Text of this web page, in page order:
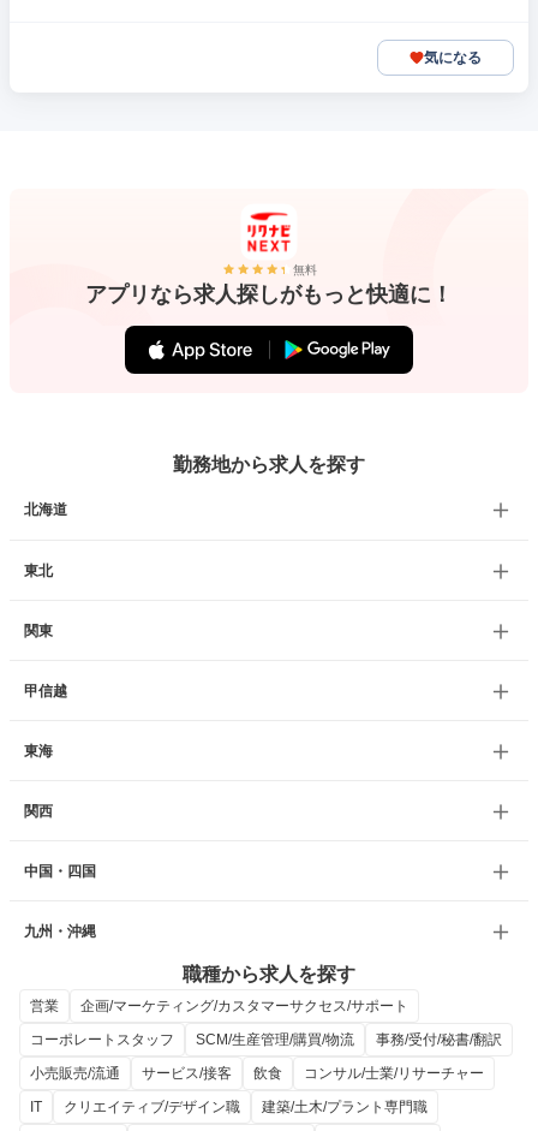
気になる
無料
アプリなら求人探しがもっと快適に！
勤務地から求人を探す
北海道
東北
関東
甲信越
東海
関西
中国・四国
九州・沖縄
職種から求人を探す
営業
企画/マーケティング/カスタマーサクセス/サポート
コーポレートスタッフ
SCM/生産管理/購買/物流
事務/受付/秘書/翻訳
小売販売/流通
サービス/接客 飲食
コンサル/士業/リサーチャー
IT
クリエイティブ/デザイン職
建築/土木/プラント専門職